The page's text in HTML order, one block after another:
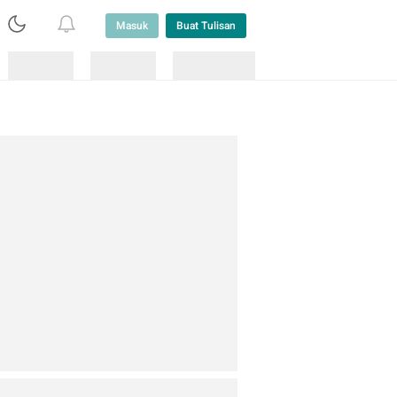
Masuk Buat Tulisan